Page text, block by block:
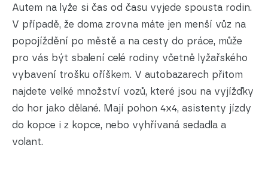
Autem na lyže si čas od času vyjede spousta rodin.
V případě, že doma zrovna máte jen menší vůz na
popojíždění po městě a na cesty do práce, může
pro vás být sbalení celé rodiny včetně lyžařského
vybavení trošku oříškem. V autobazarech přitom
najdete velké množství vozů, které jsou na vyjížďky
do hor jako dělané. Mají pohon 4x4, asistenty jízdy
do kopce i z kopce, nebo vyhřívaná sedadla a
volant.